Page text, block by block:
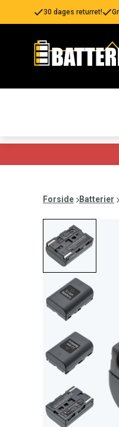
30 dages returret!
Forside Batterier